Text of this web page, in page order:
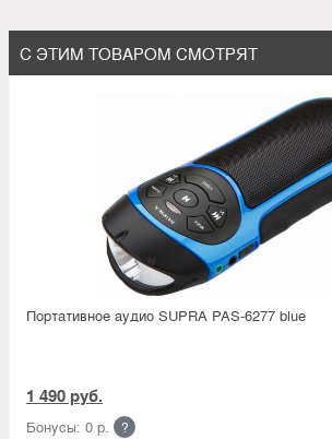
С ЭТИМ ТОВАРОМ СМОТРЯТ
Портативное аудио SUPRA PAS-6277 blue
1 490 руб.
Бонусы: 0 р. ?